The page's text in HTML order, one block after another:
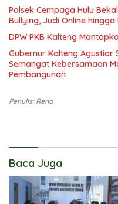
Polsek Cempaga Hulu
Bullying, Judi Online
DPW PKB Kalteng
Gubernur Kalteng Agustiar
Semangat Kebersamaan
Pembangunan
Penulis: Reno
Baca Juga